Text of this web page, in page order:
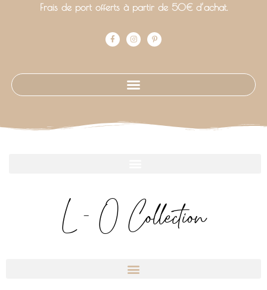
Frais de port offerts à partir de 50€ d’achat.
L - O Collection